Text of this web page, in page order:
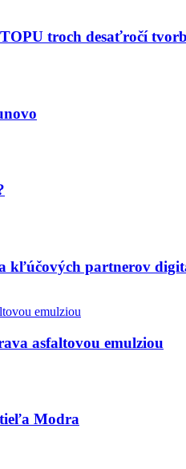
troch desaťročí
kľúčových partnerov
asfaltovou emulziou
Modra